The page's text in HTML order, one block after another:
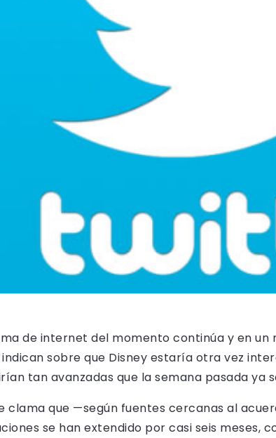
de internet del momento continúa y en
sobre que Disney estaría otra vez
tan avanzadas que la semana pasada ya
clama que —según fuentes cercanas al
se han extendido por casi seis meses,